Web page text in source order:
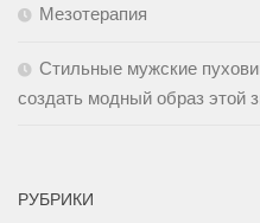
Мезотерапия
Стильные мужские
создать модный образ этой
РУБРИКИ